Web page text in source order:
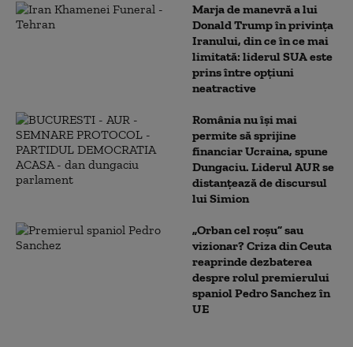
Marja de manevră a lui
Donald Trump în privința
Iranului, din ce în ce mai
limitată: liderul SUA este
prins între opțiuni
neatractive
România nu își mai
permite să sprijine
financiar Ucraina, spune
Dungaciu. Liderul AUR se
distanțează de discursul
lui Simion
„Orban cel roșu” sau
vizionar? Criza din Ceuta
reaprinde dezbaterea
despre rolul premierului
spaniol Pedro Sanchez în
UE